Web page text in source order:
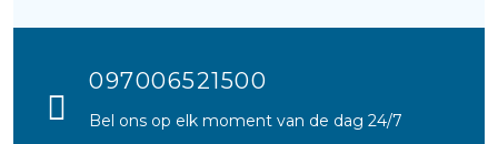
097006521500
Bel ons op elk moment van de dag 24/7